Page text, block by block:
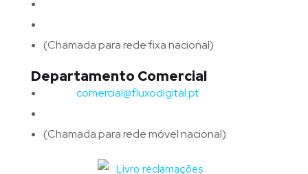
(Chamada para rede fixa nacional)
Departamento Comercial
comercial@fluxodigital.pt
(Chamada para rede móvel nacional)